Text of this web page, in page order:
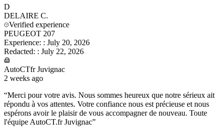
D
DELAIRE C.
Verified experience
PEUGEOT 207
Experience: : July 20, 2026
Redacted: : July 22, 2026
AutoCTfr Juvignac
2 weeks ago
“Merci pour votre avis. Nous sommes heureux que notre sérieux ait
répondu à vos attentes. Votre confiance nous est précieuse et nous
espérons avoir le plaisir de vous accompagner de nouveau. Toute
l'équipe AutoCT.fr Juvignac”